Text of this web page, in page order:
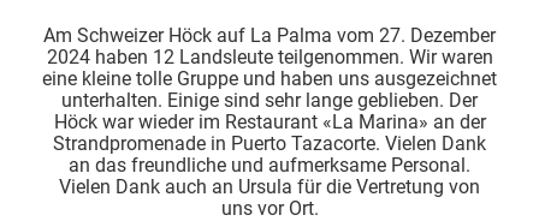
Am Schweizer Höck auf La Palma vom 27. Dezember
2024 haben 12 Landsleute teilgenommen. Wir waren
eine kleine tolle Gruppe und haben uns ausgezeichnet
unterhalten. Einige sind sehr lange geblieben. Der
Höck war wieder im Restaurant «La Marina» an der
Strandpromenade in Puerto Tazacorte. Vielen Dank
an das freundliche und aufmerksame Personal.
Vielen Dank auch an Ursula für die Vertretung von
uns vor Ort.